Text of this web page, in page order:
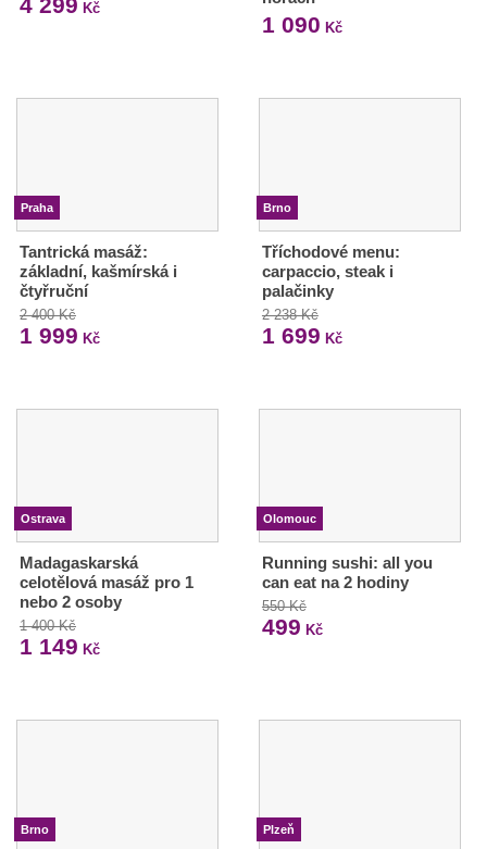
Kč
1 090 Kč
Praha
Tantrická masáž:
základní, kašmírská i
čtyřruční
2 400 Kč
1 999 Kč
Brno
Tříchodové menu:
carpaccio, steak i
palačinky
2 238 Kč
1 699 Kč
Ostrava
Madagaskarská
celotělová masáž pro 1
nebo 2 osoby
1 400 Kč
1 149 Kč
Olomouc
Running sushi: all you
can eat na 2 hodiny
550 Kč
499 Kč
Brno Plzeň